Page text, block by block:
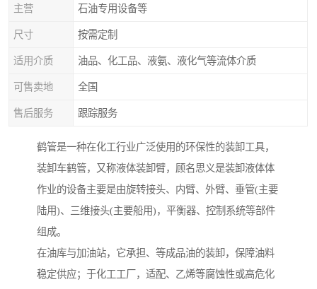
主营 石油专用设备等
尺寸 按需定制
适用介质 油品、化工品、液氨、液化气等流体介质
可售卖地 全国
售后服务 跟踪服务
鹤管是一种在化工行业广泛使用的环保性的装卸工具，
装卸车鹤管，又称液体装卸臂，顾名思义是装卸液体体
作业的设备主要是由旋转接头、内臂、外臂、垂管(主要
陆用)、三维接头(主要船用)，平衡器、控制系统等部件
组成。
在油库与加油站，它承担、等成品油的装卸，保障油料
稳定供应；于化工工厂，适配、乙烯等腐蚀性或高危化